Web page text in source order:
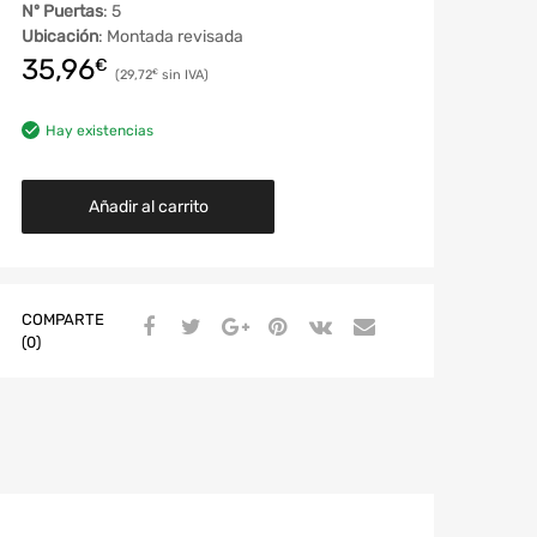
Nº Puertas: 5
Ubicación: Montada revisada
35,96€ 29,72€
Hay existencias
Añadir al carrito
COMPARTE
(0)